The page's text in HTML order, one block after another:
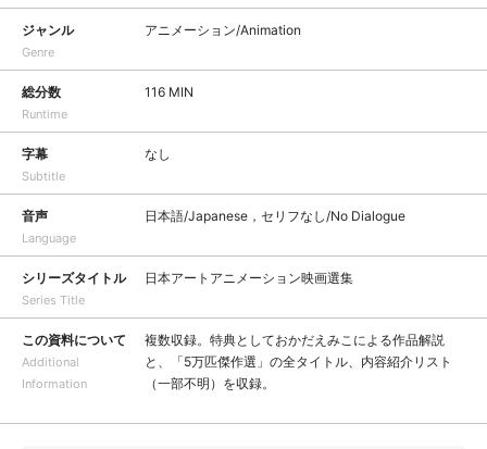
ジャンル
Genre
アニメーション/Animation
総分数
Runtime
116 MIN
字幕
Subtitle
なし
音声
Language
日本語/Japanese，セリフなし/No Dialogue
シリーズタイトル
Series Title
日本アートアニメーション映画選集
この資料について
Additional
Information
複数収録。特典としておかだえみこによる作品解説
と、「5万匹傑作選」の全タイトル、内容紹介リスト
（一部不明）を収録。